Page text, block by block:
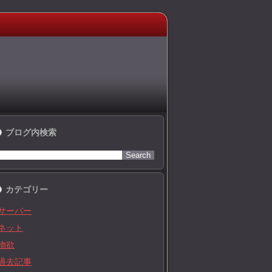
ブログ内検索
カテゴリー
ーバー
ット
欲
去記事